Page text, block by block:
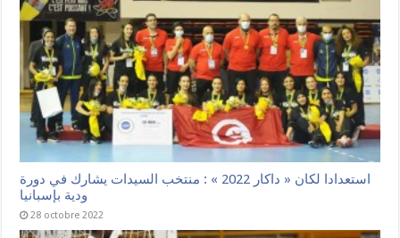
استعدادا لكان « داكار 2022 » : منتخب السيدات يشارك في دورة
ودية بإسبانيا
28 octobre 2022